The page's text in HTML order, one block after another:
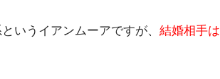
いうイアンムーアですが、 結婚相手は